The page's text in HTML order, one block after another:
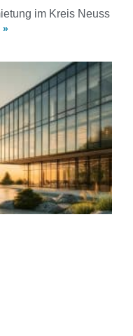
im Kreis Neuss
»